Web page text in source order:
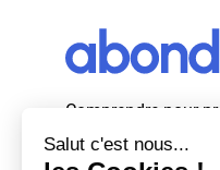
Comprendre pour
Abondance, le